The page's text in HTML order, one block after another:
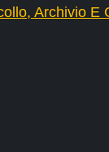
Archivio E